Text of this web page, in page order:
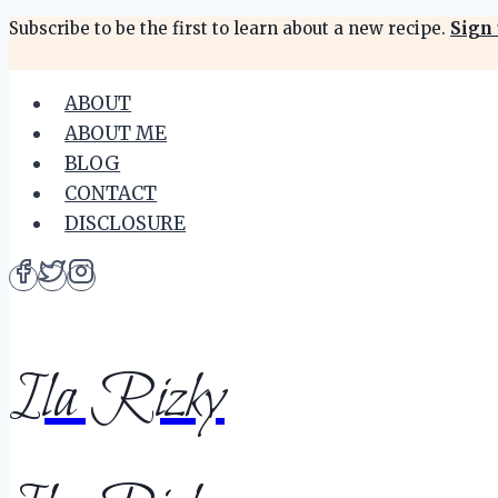
Skip
content
Subscribe to be the first to learn about a new recipe. Sign
ABOUT
ABOUT ME
BLOG
CONTACT
DISCLOSURE
Ila Rizky